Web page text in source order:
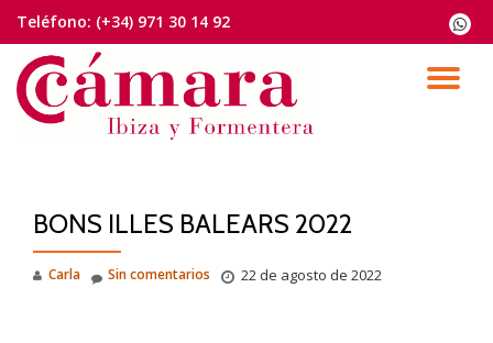
Saltar
contenido
Teléfono: (+34) 971 30 14 92
fa-
BONS ILLES BALEARS 2022
Carla 22 de agosto de 2022
Sin comentarios